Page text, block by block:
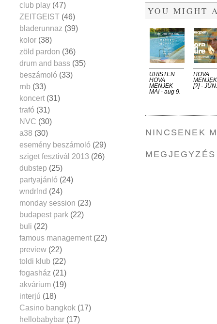
YOU MIGHT
URISTEN
HOVA
MENJEK
MA! - aug 9.
HOVA
[?] -
NINCSENEK
club play (47)
ZEITGEIST (46)
bladerunnaz (39)
kolor (38)
zöld pardon (36)
drum and bass (35)
beszámoló (33)
rnb (33)
koncert (31)
trafó (31)
NVC (30)
a38 (30)
esemény beszámoló (29)
sziget fesztivál 2013 (26)
dubstep (25)
partyajánló (24)
wndrlnd (24)
monday session (23)
budapest park (22)
buli (22)
famous management (22)
preview (22)
toldi klub (22)
fogasház (21)
akvárium (19)
interjú (18)
Casino bangkok (17)
hellobabybar (17)